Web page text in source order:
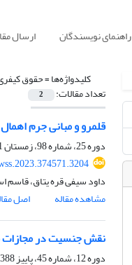
راهنمای نویسندگان ارسال
کلیدواژه‌ها =حقوق
تعداد مقالات: 2
قلمرو و مبانی جرم
دوره 25، شماره 98، زمستان 1401، صفحه
داود سیفی قره یتاق، قاسم
مشاهده مقاله
اصل
نقش جنسیت در
دوره 12، شماره 45، پاییز 1388، صفحه